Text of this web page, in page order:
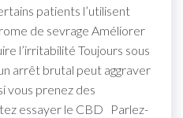
patients l’utilisent
de sevrage Améliorer
l’irritabilité Toujours sous
arrêt brutal peut aggraver
vous prenez des
essayer le CBD Parlez-